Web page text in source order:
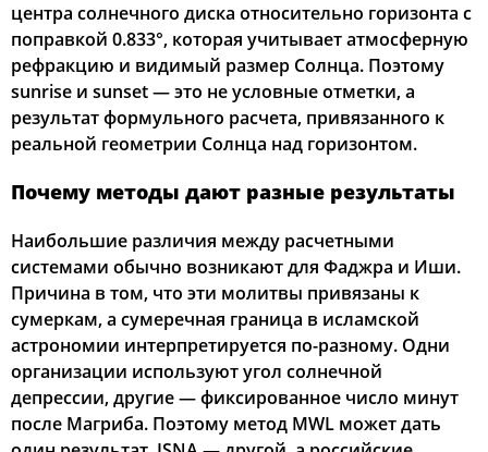
центра солнечного диска относительно горизонта с
поправкой 0.833°, которая учитывает атмосферную
рефракцию и видимый размер Солнца. Поэтому
sunrise и sunset — это не условные отметки, а
результат формульного расчета, привязанного к
реальной геометрии Солнца над горизонтом.
Почему методы дают разные результаты
Наибольшие различия между расчетными
системами обычно возникают для Фаджра и Иши.
Причина в том, что эти молитвы привязаны к
сумеркам, а сумеречная граница в исламской
астрономии интерпретируется по-разному. Одни
организации используют угол солнечной
депрессии, другие — фиксированное число минут
после Магриба. Поэтому метод MWL может дать